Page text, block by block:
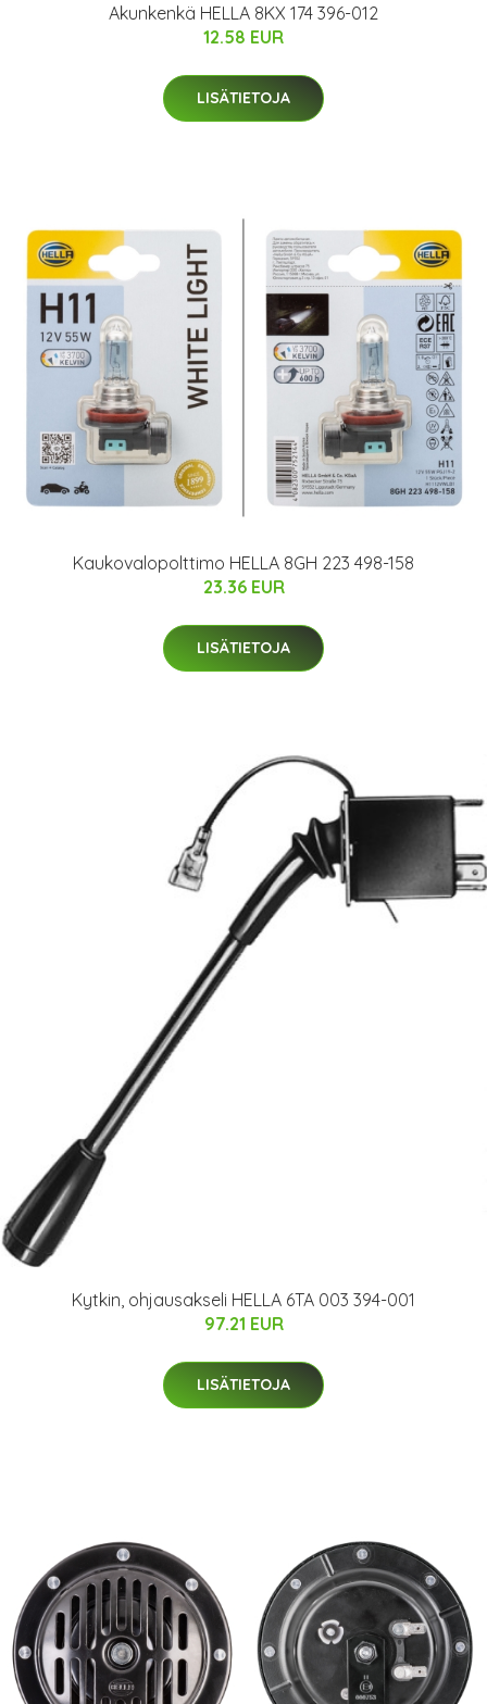
Akunkenkä HELLA 8KX 174 396-012
12.58 EUR
LISÄTIETOJA
Kaukovalopolttimo HELLA 8GH 223 498-158
23.36 EUR
LISÄTIETOJA
Kytkin, ohjausakseli HELLA 6TA 003 394-001
97.21 EUR
LISÄTIETOJA